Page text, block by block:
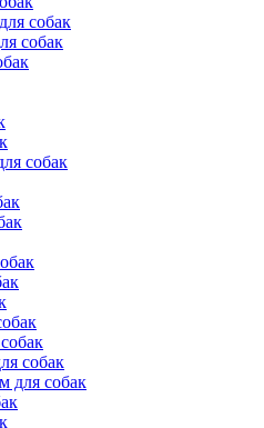
собак
собак
собак
собак
для собак